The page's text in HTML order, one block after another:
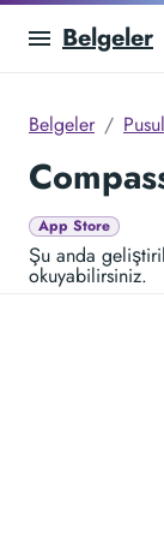
Belgeler
Belgeler
App Store
Şu anda
okuyabilirsiniz.